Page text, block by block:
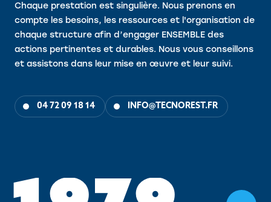
Chaque prestation est singulière. Nous prenons en
compte les besoins, les ressources et l'organisation de
chaque structure afin d’engager ENSEMBLE des
actions pertinentes et durables. Nous vous conseillons
et assistons dans leur mise en œuvre et leur suivi.
04 72 09 18 14 INFO@TECNOREST.FR